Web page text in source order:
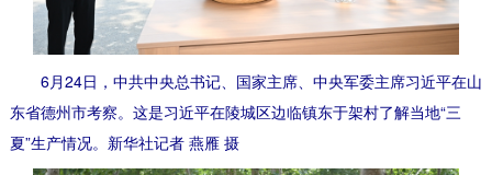
6月24日，中共中央总书记、国家主席、中央军委主席习近平在山
东省德州市考察。这是习近平在陵城区边临镇东于架村了解当地“三
夏”生产情况。新华社记者 燕雁 摄